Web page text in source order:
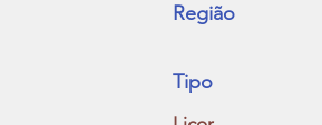
Região
Tipo